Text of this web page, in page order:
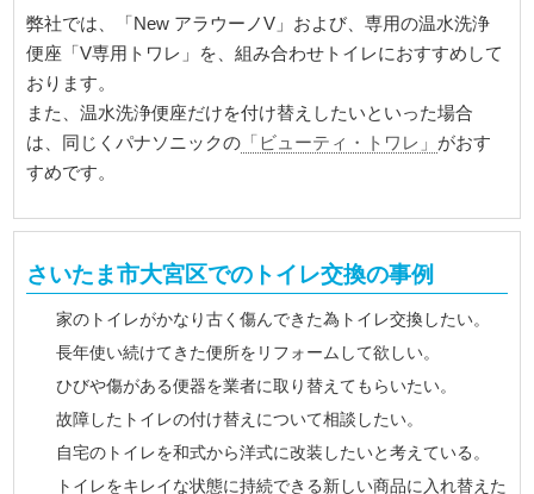
弊社では、「New アラウーノV」および、専用の温水洗浄
便座「V専用トワレ」を、組み合わせトイレにおすすめして
おります。
また、温水洗浄便座だけを付け替えしたいといった場合
は、同じくパナソニックの 「ビューティ・トワレ」 がおす
すめです。
さいたま市大宮区でのトイレ交換の事例
家のトイレがかなり古く傷んできた為トイレ交換したい。
長年使い続けてきた便所をリフォームして欲しい。
ひびや傷がある便器を業者に取り替えてもらいたい。
故障したトイレの付け替えについて相談したい。
自宅のトイレを和式から洋式に改装したいと考えている。
トイレをキレイな状態に持続できる新しい商品に入れ替えた